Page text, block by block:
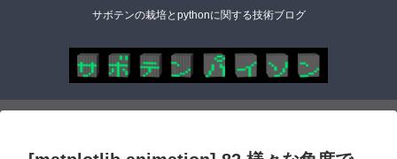
サボテンの栽培とpythonに関する技術ブログ